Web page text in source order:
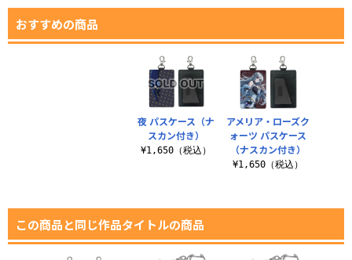
おすすめの商品
夜 パスケース（ナ
スカン付き）
¥1,650（税込）
アメリア・ローズク
ォーツ パスケース
（ナスカン付き）
¥1,650（税込）
この商品と同じ作品タイトルの商品